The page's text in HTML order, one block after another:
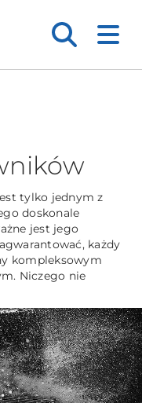
tylko jednym z
doskonale
jest jego
każdy
kompleksowym
Niczego nie